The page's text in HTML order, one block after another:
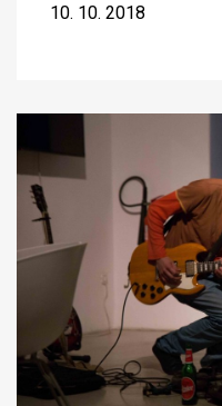
10. 10. 2018